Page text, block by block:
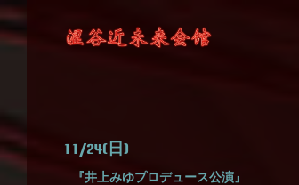
11/24(日)
『井上みゆプロデュース公演』